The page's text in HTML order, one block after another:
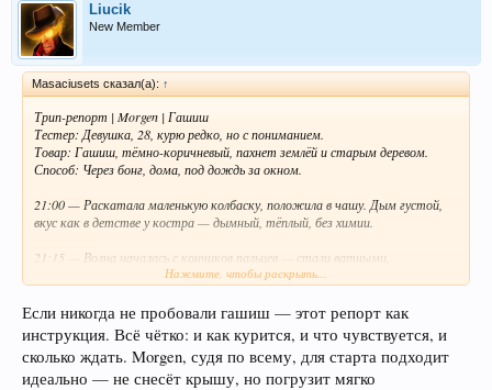
Liucik
New Member
Masaciusets сказал(а): ↑
Трип-репорт | Morgen | Гашиш
Тестер: Девушка, 28, курю редко, но с пониманием.
Товар: Гашиш, тёмно-коричневый, пахнет землёй и старым деревом.
Способ: Через бонг, дома, под дождь за окном.
21:00 — Раскатала маленькую колбаску, положила в чашу. Дым густой,
вкус как в детстве у костра — дымный, тёплый, без химии.
21:15 — Волна началась с кончиков пальцев — стали ватными,
тяжёлыми. Потом тепло разлилось по спине. Мысли замедлились, стало
21:45 — Лёг на диван, смотрю на потолок. Ощущение, будто меня
укутали в мягкое одеяло. Тревоги дня растворились, осталось только
«здесь и сейчас».
Нажмите, чтобы раскрыть...
Если никогда не пробовали гашиш — этот репорт как
инструкция. Всё чётко: и как курится, и что чувствуется, и
сколько ждать. Morgen, судя по всему, для старта подходит
идеально — не снесёт крышу, но погрузит мягко